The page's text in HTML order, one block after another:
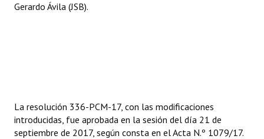
Gerardo Ávila (JSB).
La resolución 336-PCM-17, con las modificaciones
introducidas, fue aprobada en la sesión del día 21 de
septiembre de 2017, según consta en el Acta N.º 1079/17.